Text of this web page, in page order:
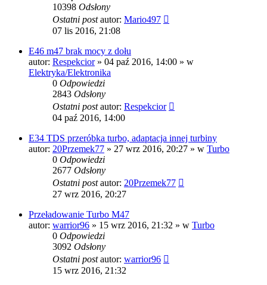
10398 Odsłony
Ostatni postautor: Mario497
07 lis 2016, 21:08
E46 m47 brak mocy z dołu
autor: Respekcior» 04 paź 2016, 14:00 » w
Elektryka/Elektronika
0 Odpowiedzi
2843 Odsłony
Ostatni postautor: Respekcior
04 paź 2016, 14:00
E34 TDS przeróbka turbo, adaptacja innej turbiny
autor: 20Przemek77 » 27 wrz 2016, 20:27 » w Turbo
0 Odpowiedzi
2677 Odsłony
Ostatni postautor: 20Przemek77
27 wrz 2016, 20:27
Przeładowanie Turbo M47
autor: warrior96 » 15 wrz 2016, 21:32 » w Turbo
0 Odpowiedzi
3092 Odsłony
Ostatni postautor: warrior96
15 wrz 2016, 21:32